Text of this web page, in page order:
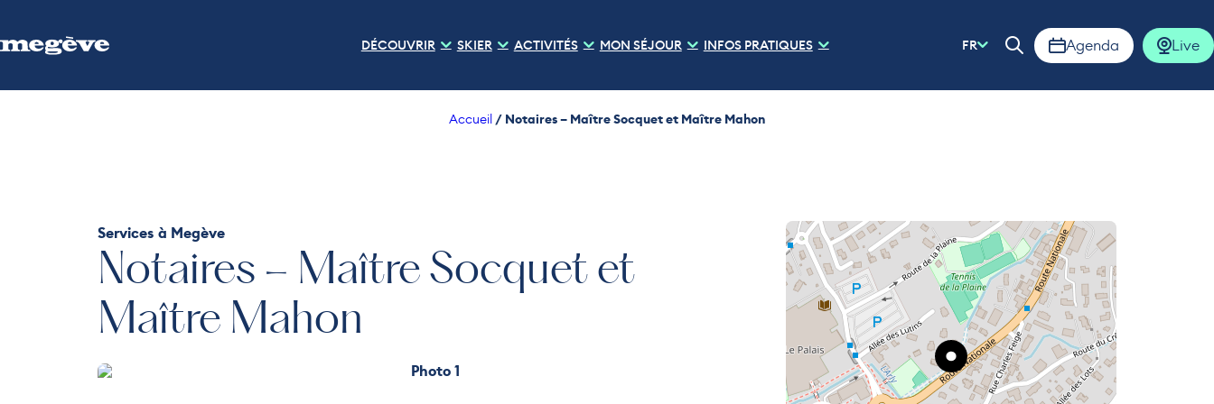
DÉCOUVRIR SKIER ACTIVITÉS MON SÉJOUR INFOS PRATIQUES FR
Ouvrir la barre de
Agenda Live
Accueil / Notaires – Maître Socquet et Maître Mahon
Services à Megève
Notaires – Maître Socquet et
Maître Mahon
Photo 1